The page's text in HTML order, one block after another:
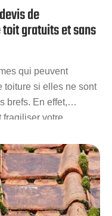
de
gratuits et sans
qui peuvent
toiture si elles ne sont
brefs. En effet,
fragiliser votre
d'eau. Les
très cher en
fâcheuses,
recours à ses
le formulaire de
de téléphone qui